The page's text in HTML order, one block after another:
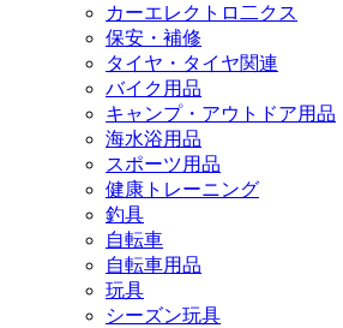
カーエレクトロ二クス
保安・補修
タイヤ・タイヤ関連
バイク用品
キャンプ・アウトドア用品
海水浴用品
スポーツ用品
健康トレーニング
釣具
自転車
自転車用品
玩具
シーズン玩具